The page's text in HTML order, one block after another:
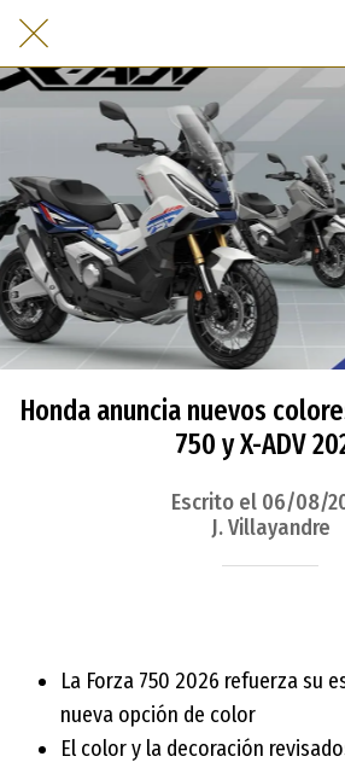
Honda anuncia nuevos
750 y X-ADV
Escrito el 06/08/
J. Villayandre
La Forza 750 2026 refuerza su
nueva opción de color
El color y la decoración